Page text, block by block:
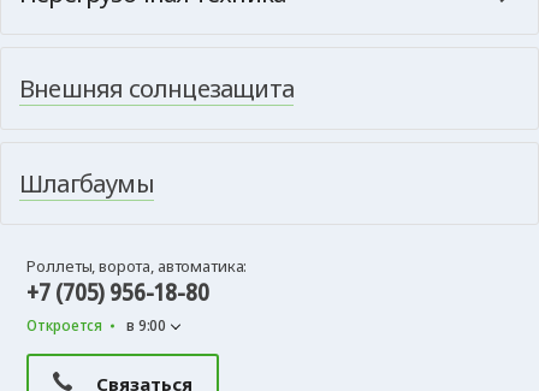
Внешняя солнцезащита
Шлагбаумы
Роллеты, ворота, автоматика:
+7 (705) 956-18-80
Откроется в 9:00
Связаться